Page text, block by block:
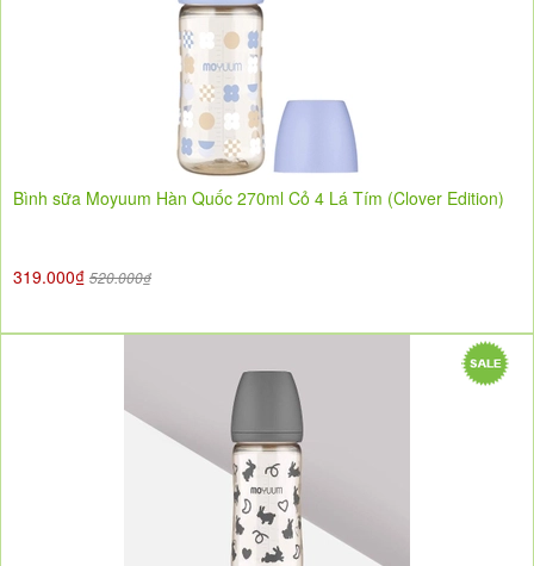
Bình sữa Moyuum Hàn Quốc 270ml Cỏ 4 Lá Tím (Clover Edition)
319.000₫ 520.000₫